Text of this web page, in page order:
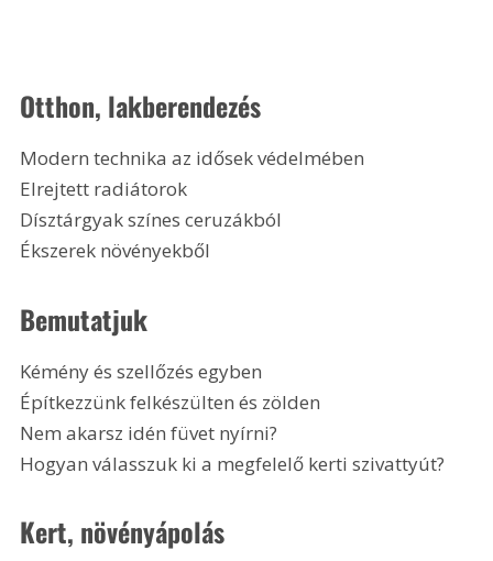
Otthon, lakberendezés
Modern technika az idősek védelmében
Elrejtett radiátorok
Dísztárgyak színes ceruzákból
Ékszerek növényekből
Bemutatjuk
Kémény és szellőzés egyben
Építkezzünk felkészülten és zölden
Nem akarsz idén füvet nyírni?
Hogyan válasszuk ki a megfelelő kerti szivattyút?
Kert, növényápolás